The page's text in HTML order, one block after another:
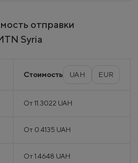
отправки
Syria
Стоимость UAH EUR
От 11.3022 UAH
От 0.4135 UAH
От 1.4648 UAH